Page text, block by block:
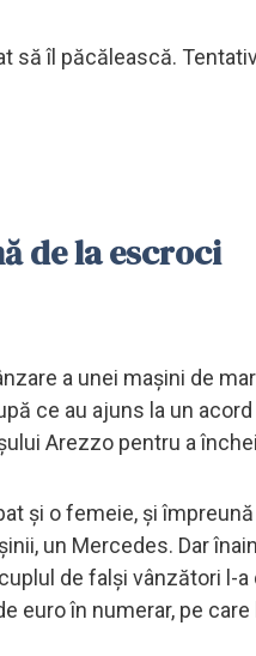
să îl păcălească.
de la escroci
a unei mașini de
ce au ajuns la un
Arezzo pentru a
și o femeie, și
un Mercedes. Dar
de falși vânzători l-
euro în numerar, pe